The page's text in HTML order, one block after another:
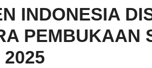
INDONESIA
PEMBUKAAN